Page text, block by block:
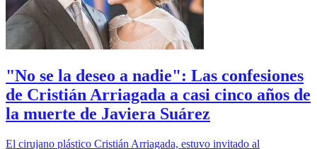
"No se la deseo a nadie": Las confesiones
de Cristián Arriagada a casi cinco años de
la muerte de Javiera Suárez
El cirujano plástico Cristián Arriagada, estuvo invitado al